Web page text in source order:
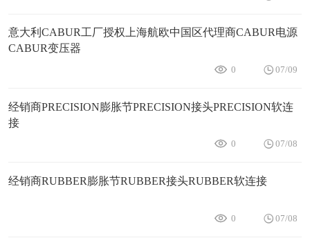
意大利CABUR工厂授权上海航欧中国区代理商CABUR电源
CABUR变压器
0 07/09
经销商PRECISION膨胀节PRECISION接头PRECISION软连
接
0 07/08
经销商RUBBER膨胀节RUBBER接头RUBBER软连接
0 07/08